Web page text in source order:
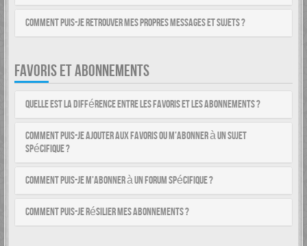
Comment puis-je retrouver mes propres messages et sujets ?
FAVORIS ET ABONNEMENTS
Quelle est la différence entre les favoris et les abonnements ?
Comment puis-je ajouter aux favoris ou m’abonner à un sujet
spécifique ?
Comment puis-je m’abonner à un forum spécifique ?
Comment puis-je résilier mes abonnements ?